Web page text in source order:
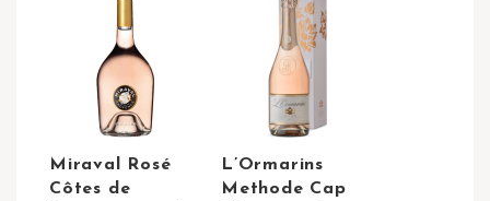
Miraval Rosé
Côtes de
L’Ormarins
Methode Cap